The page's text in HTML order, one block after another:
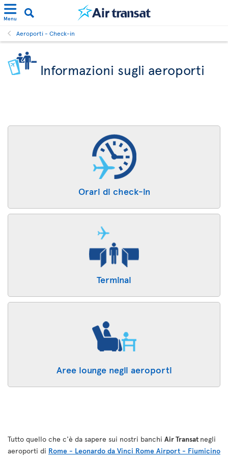
Menu
Aeroporti - Check-in
Informazioni sugli aeroporti
Orari di check-in
Terminal
Aree lounge negli aeroporti
Tutto quello che c'è da sapere sui nostri banchi Air Transat negli
aeroporti di Rome - Leonardo da Vinci Rome Airport - Fiumicino